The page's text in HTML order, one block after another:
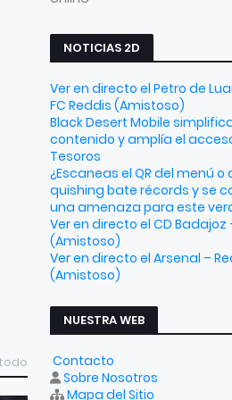
NOTICIAS 2D
Ver en directo el Petro de
FC Reddis (Amistoso)
Black Desert Mobile
contenido y amplía el
Tesoros
¿Escaneas el QR del menú o
quishing bate récords y se
una amenaza para este
Ver en directo el CD Badajoz
(Amistoso)
Ver en directo el Arsenal –
(Amistoso)
NUESTRA WEB
Contacto
Sobre Nosotros
Mapa del Sitio